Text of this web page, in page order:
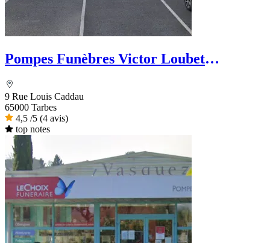
Pompes Funèbres Victor Loubet
9 Rue Louis Caddau
65000 Tarbes
4,5 /5 (4 avis)
top notes